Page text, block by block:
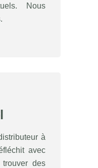
Nous
à
avec
des